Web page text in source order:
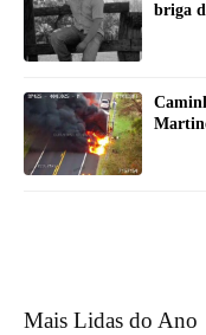
briga
Mais Lidas do Ano